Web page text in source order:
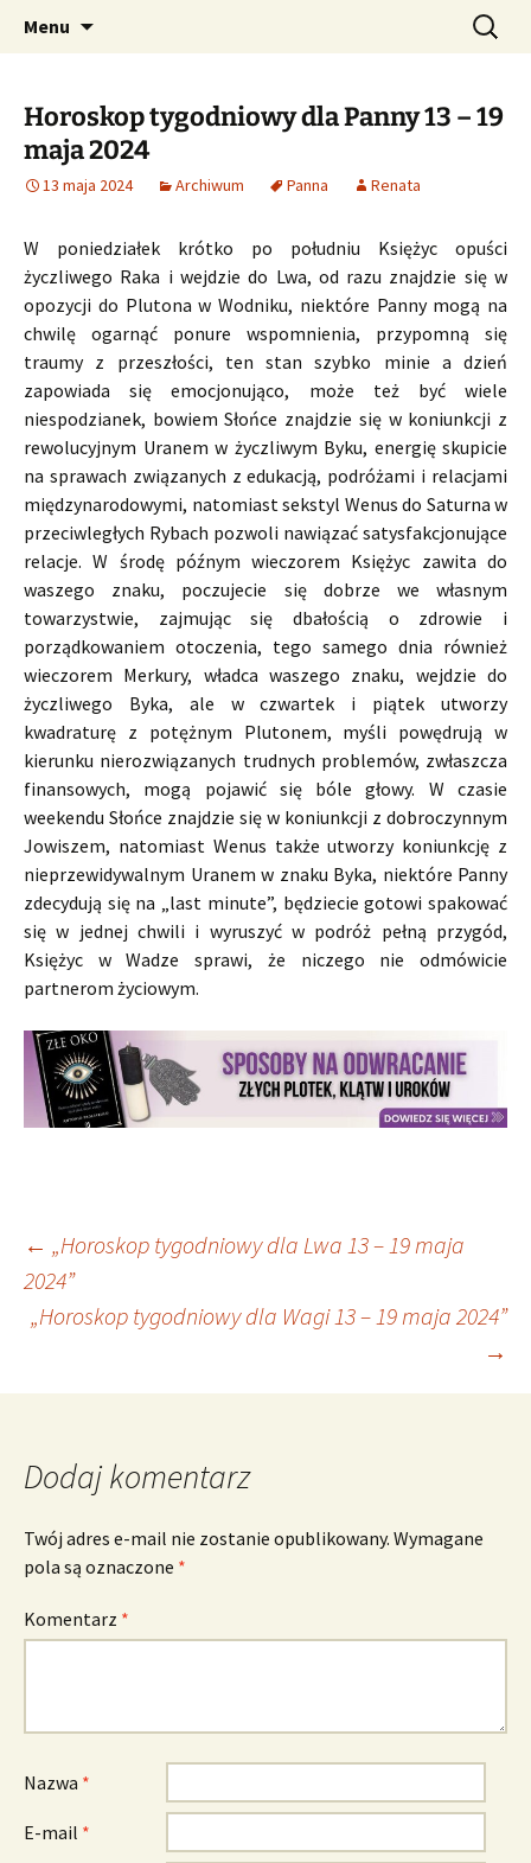
CzaroMarowy horoskop
dzienny, miesięczny i
tygodniowy
Profesjonalne przepowiednie astrologiczne
Menu Szukaj:
Horoskop tygodniowy dla Panny 13 – 19
maja 2024
13 maja 2024 Archiwum Panna Renata
W poniedziałek krótko po południu Księżyc opuści
życzliwego Raka i wejdzie do Lwa, od razu znajdzie się w
opozycji do Plutona w Wodniku, niektóre Panny mogą na
chwilę ogarnąć ponure wspomnienia, przypomną się
traumy z przeszłości, ten stan szybko minie a dzień
zapowiada się emocjonująco, może też być wiele
niespodzianek, bowiem Słońce znajdzie się w koniunkcji z
rewolucyjnym Uranem w życzliwym Byku, energię skupicie
na sprawach związanych z edukacją, podróżami i relacjami
międzynarodowymi, natomiast sekstyl Wenus do Saturna w
przeciwległych Rybach pozwoli nawiązać satysfakcjonujące
relacje. W środę późnym wieczorem Księżyc zawita do
waszego znaku, poczujecie się dobrze we własnym
towarzystwie, zajmując się dbałością o zdrowie i
porządkowaniem otoczenia, tego samego dnia również
wieczorem Merkury, władca waszego znaku, wejdzie do
życzliwego Byka, ale w czwartek i piątek utworzy
kwadraturę z potężnym Plutonem, myśli powędrują w
kierunku nierozwiązanych trudnych problemów, zwłaszcza
finansowych, mogą pojawić się bóle głowy. W czasie
weekendu Słońce znajdzie się w koniunkcji z dobroczynnym
Jowiszem, natomiast Wenus także utworzy koniunkcję z
nieprzewidywalnym Uranem w znaku Byka, niektóre Panny
zdecydują się na „last minute”, będziecie gotowi spakować
się w jednej chwili i wyruszyć w podróż pełną przygód,
Księżyc w Wadze sprawi, że niczego nie odmówicie
partnerom życiowym.
Nawigacja
wpisu
← „Horoskop tygodniowy dla Lwa 13 – 19 maja
2024”
„Horoskop tygodniowy dla Wagi 13 – 19 maja 2024”
→
Dodaj komentarz
Twój adres e-mail nie zostanie opublikowany. Wymagane
pola są oznaczone *
Komentarz *
Nazwa *
E-mail *